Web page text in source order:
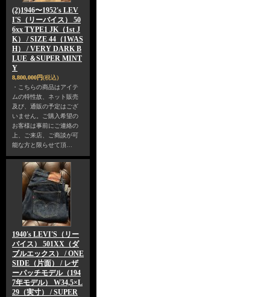
(2)1946〜1952's LEV
I'S（リーバイス） 50
6xx TYPE1 JK（1st J
K） / SIZE 44（1WAS
H） / VERY DARK B
LUE ＆SUPER MINT
Y
8,800,000円(税込)
・こちらの商品はアイテ
ムの特性故、ネット販売
及び、通販の予定はござ
いません。ご購入希望の
お客様は事前にご連絡の
上、ご来店、ご商談が可
能な方と限らせて頂…
1940's LEVI'S（リー
バイス） 501XX（ダ
ブルエックス） / ONE
SIDE（片面） / レザ
ーパッチモデル（194
7年モデル） W34,5×L
29（実寸） / SUPER